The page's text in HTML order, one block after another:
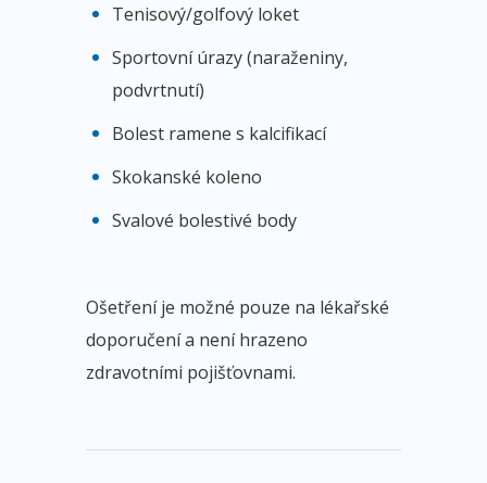
Tenisový/golfový loket
Sportovní úrazy (naraženiny,
podvrtnutí)
Bolest ramene s kalcifikací
Skokanské koleno
Svalové bolestivé body
Ošetření je možné pouze na lékařské
doporučení a není hrazeno
zdravotními pojišťovnami.